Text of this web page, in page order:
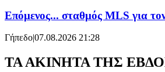
Επόμενος... σταθμός MLS για
Γήπεδο|07.08.2026 21:28
ΤΑ ΑΚΙΝΗΤΑ ΤΗΣ